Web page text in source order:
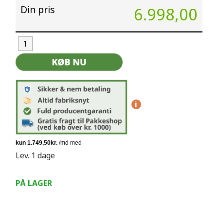
Din pris 6.998,00
i
Lev. 1 dage
PÅ LAGER